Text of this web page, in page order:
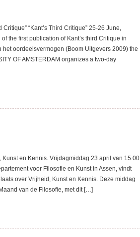
“Kant’s Third Critique” 25-26 June,
the first publication of Kant’s third Critique in
oordeelsvermogen (Boom Uitgevers 2009) the
OF AMSTERDAM organizes a two-day
en Kennis. Vrijdagmiddag 23 april van 15.00
voor Filosofie en Kunst in Assen, vindt
over Vrijheid, Kunst en Kennis. Deze middag
van de Filosofie, met dit […]